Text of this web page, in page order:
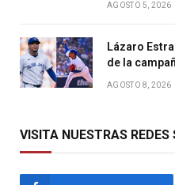
AGOSTO 5, 2026
Lázaro
de la
AGOSTO 8, 2026
VISITA NUESTRAS REDES